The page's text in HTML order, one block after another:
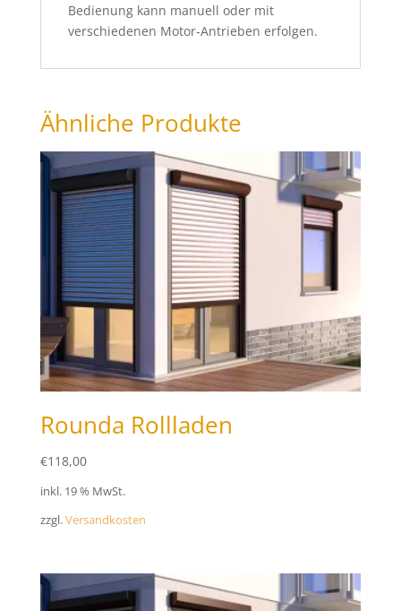
Bedienung kann manuell oder mit
verschiedenen Motor-Antrieben erfolgen.
Ähnliche Produkte
Rounda Rollladen
€118,00
inkl. 19 % MwSt.
zzgl.Versandkosten